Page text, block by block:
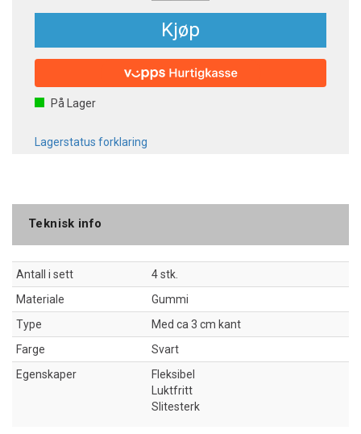
Kjøp
På Lager
Lagerstatus forklaring
Teknisk info
Antall i sett
4 stk.
Materiale
Gummi
Type
Med ca 3 cm kant
Farge
Svart
Egenskaper
Fleksibel
Luktfritt
Slitesterk